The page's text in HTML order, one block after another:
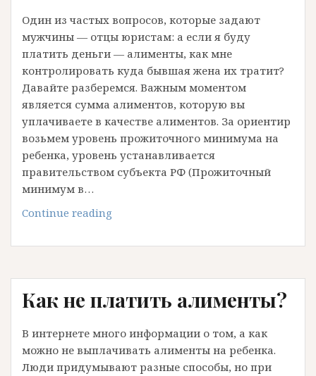
Один из частых вопросов, которые задают
мужчины — отцы юристам: а если я буду
платить деньги — алименты, как мне
контролировать куда бывшая жена их тратит?
Давайте разберемся. Важным моментом
является сумма алиментов, которую вы
уплачиваете в качестве алиментов. За ориентир
возьмем уровень прожиточного минимума на
ребенка, уровень устанавливается
правительством субъекта РФ (Прожиточный
минимум в…
Continue reading
расход
Куда
тратятся
Как не платить алименты?
В интернете много информации о том, а как
можно не выплачивать алименты на ребенка.
Люди придумывают разные способы, но при